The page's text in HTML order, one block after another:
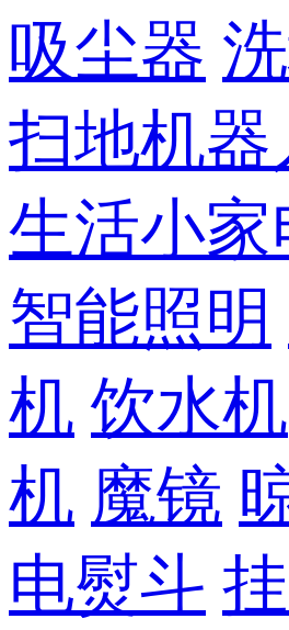
吸尘器
扫地机器
生活小家
智能照明
机 饮水机
机 魔镜
电熨斗